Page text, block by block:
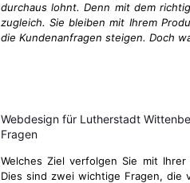
durchaus lohnt. Denn mit dem
zugleich. Sie bleiben mit Ihrem
die Kundenanfragen steigen. Doch
Webdesign für Lutherstadt
Fragen
Welches Ziel verfolgen Sie mit
Dies sind zwei wichtige Fragen, die